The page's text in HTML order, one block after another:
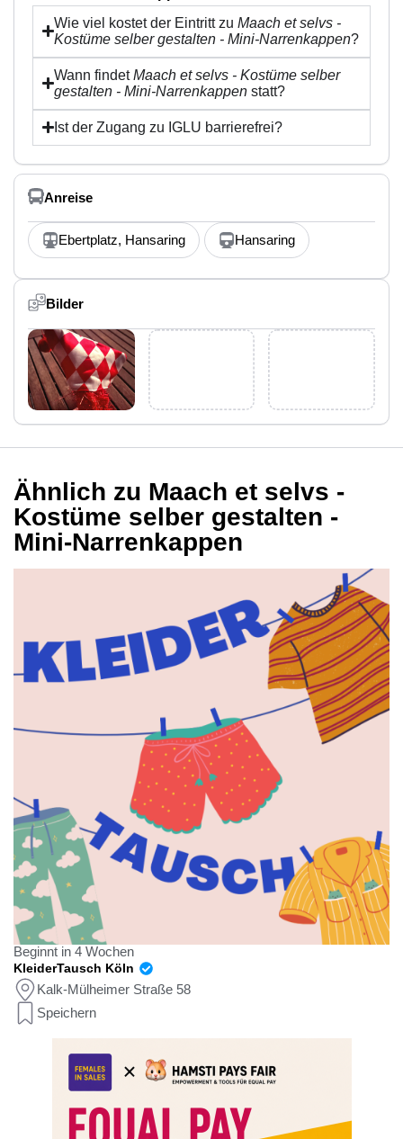
Wie viel kostet der Eintritt zuMaach et selvs -
Kostüme selber gestalten - Mini-Narrenkappen?
Wann findetMaach et selvs - Kostüme selber
gestalten - Mini-Narrenkappen statt?
Ist der Zugang zu IGLU barrierefrei?
Anreise
Ebertplatz, Hansaring Hansaring
Bilder
Ähnlich zu Maach et selvs -
Kostüme selber gestalten -
Mini-Narrenkappen
Beginnt in 4 Wochen
KleiderTausch Köln
Kalk-Mülheimer Straße 58
Speichern